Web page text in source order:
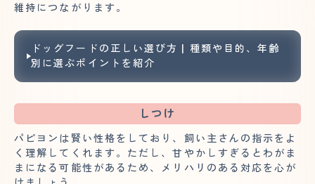
維持につながります。
ドッグフードの正しい選び方 | 種類や目的、年齢
別に選ぶポイントを紹介
しつけ
パピヨンは賢い性格をしており、飼い主さんの指示をよ
く理解してくれます。ただし、甘やかしすぎるとわがま
まになる可能性があるため、メリハリのある対応を心が